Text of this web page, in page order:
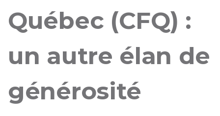
Québec (CFQ) :
un autre élan de
générosité